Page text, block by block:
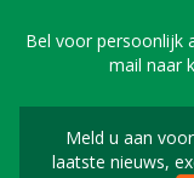
Bel voor persoonlijk
mail naar
Meld u aan
laatste nieuws,